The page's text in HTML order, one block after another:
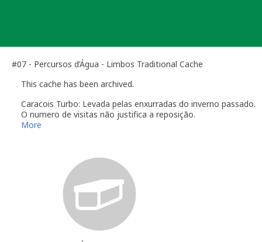
#07 - Percursos d’Água - Limbos Traditional Cache
This cache has been archived.
Caracois Turbo: Levada pelas enxurradas do inverno passado.
O numero de visitas não justifica a reposição.
More